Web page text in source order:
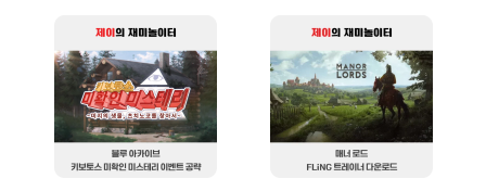
v1.0+] 다운로드
드